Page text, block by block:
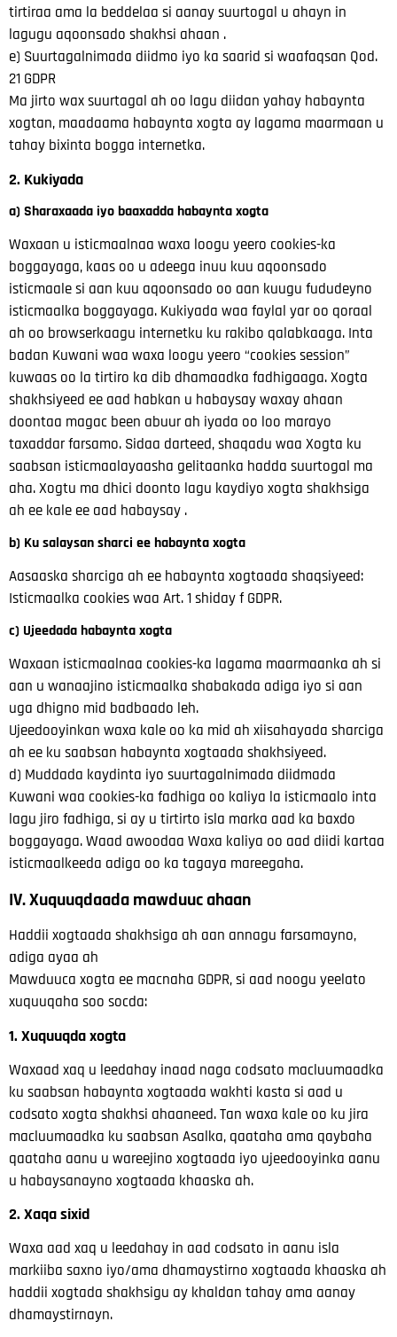
tirtiraa ama la beddelaa si aanay suurtogal u ahayn in
lagugu aqoonsado shakhsi ahaan .
e) Suurtagalnimada diidmo iyo ka saarid si waafaqsan Qod.
21 GDPR
Ma jirto wax suurtagal ah oo lagu diidan yahay habaynta
xogtan, maadaama habaynta xogta ay lagama maarmaan u
tahay bixinta bogga internetka.
2. Kukiyada
a) Sharaxaada iyo baaxadda habaynta xogta
Waxaan u isticmaalnaa waxa loogu yeero cookies-ka
boggayaga, kaas oo u adeega inuu kuu aqoonsado
isticmaalesi aan kuu aqoonsado oo aan kuugu fududeyno
isticmaalka boggayaga. Kukiyada waa faylal yar oo qoraal
ah oo browserkaagu internetku ku rakibo qalabkaaga. Inta
badan Kuwani waa waxa loogu yeero “cookies session”
kuwaas oo la tirtiro ka dib dhamaadka fadhigaaga.Xogta
shakhsiyeed ee aad habkan u habaysay waxay ahaan
doontaa magac been abuur ah iyada oo loo marayo
taxaddar farsamo. Sidaa darteed, shaqadu waa Xogta ku
saabsan isticmaalayaasha gelitaanka hadda suurtogal ma
aha. Xogtu ma dhici doonto lagu kaydiyo xogta shakhsiga
ah ee kale ee aad habaysay .
b) Ku salaysan sharci ee habaynta xogta
Aasaaska sharciga ah ee habaynta xogtaada shaqsiyeed:
Isticmaalka cookies waa Art. 1 shiday f GDPR.
c) Ujeedada habaynta xogta
Waxaan isticmaalnaa cookies-ka lagama maarmaanka ah si
aan u wanaajino isticmaalka shabakada adiga iyo si aan
uga dhigno mid badbaado leh.
Ujeedooyinkan waxa kale oo ka mid ah xiisahayada sharciga
ah ee ku saabsan habaynta xogtaada shakhsiyeed.
d) Muddada kaydinta iyo suurtagalnimada diidmada
Kuwani waa cookies-ka fadhiga oo kaliya la isticmaalo inta
lagu jiro fadhiga,si ay u tirtirto isla marka aad ka baxdo
boggayaga. Waad awoodaa Waxa kaliya oo aad diidi kartaa
isticmaalkeeda adiga oo ka tagaya mareegaha.
IV. Xuquuqdaada mawduuc ahaan
Haddii xogtaada shakhsiga ah aan annagu farsamayno,
adiga ayaa ah
Mawduuca xogta ee macnaha GDPR, si aad noogu yeelato
xuquuqaha soo socda:
1. Xuquuqda xogta
Waxaad xaq u leedahay inaad naga codsato macluumaadka
ku saabsan habaynta xogtaada wakhti kasta si aad u
codsato xogta shakhsi ahaaneed. Tan waxa kale oo ku jira
macluumaadka ku saabsan Asalka, qaataha ama qaybaha
qaataha aanu u wareejino xogtaada iyo ujeedooyinka aanu
u habaysanayno xogtaada khaaska ah.
2. Xaqa sixid
Waxa aad xaq u leedahay in aad codsato in aanu isla
markiiba saxno iyo/ama dhamaystirno xogtaada khaaska ah
haddii xogtada shakhsigu ay khaldan tahay ama aanay
dhamaystirnayn.